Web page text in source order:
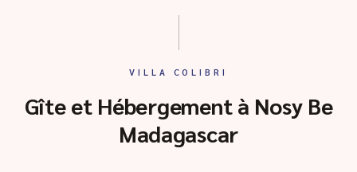
VILLA COLIBRI
Gîte et Hébergement à Nosy Be
Madagascar